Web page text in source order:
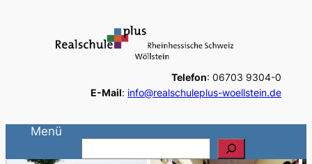
Telefon: 06703 9304-0
E-Mail: info@realschuleplus-woellstein.de
Menü